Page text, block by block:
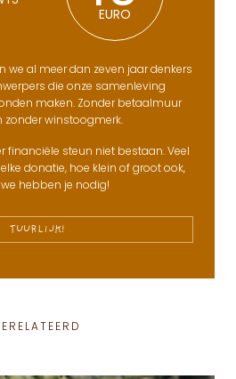
EURO
we al meer dan zeven jaar denkers
die onze samenleving
maken. Zonder betaalmuur
zonder winstoogmerk.
financiële steun niet bestaan. Veel
donatie, hoe klein of groot ook,
we hebben je nodig!
TUURLIJK!